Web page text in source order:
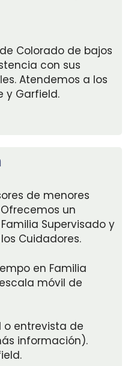
Colorado de bajos
con sus
Atendemos a los
y Garfield.
de menores
un
Supervisado y
Cuidadores.
en Familia
móvil de
o entrevista de
información).